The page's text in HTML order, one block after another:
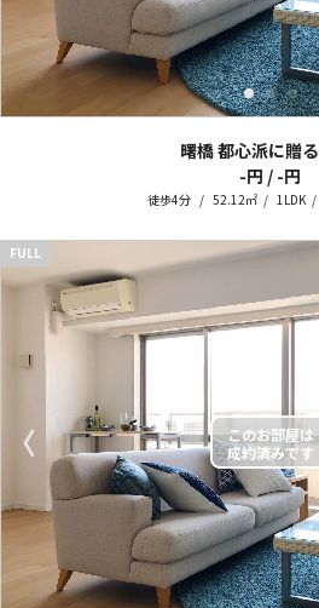
曙橋 都心派に贈る
-円 / -円
徒歩4分 52.12㎡ 1LDK
〈
FULL